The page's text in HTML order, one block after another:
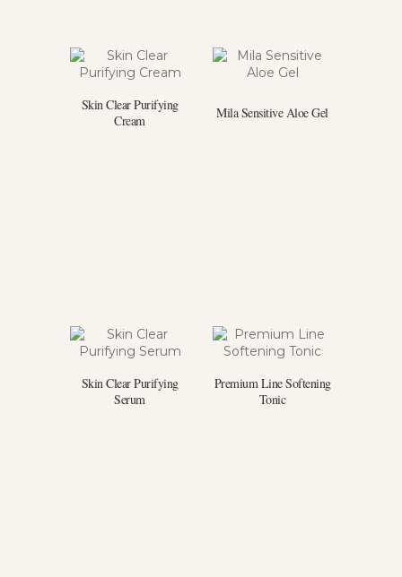
Skin Clear Purifying
Cream
Mila Sensitive Aloe Gel
Skin Clear Purifying
Serum
Premium Line Softening
Tonic